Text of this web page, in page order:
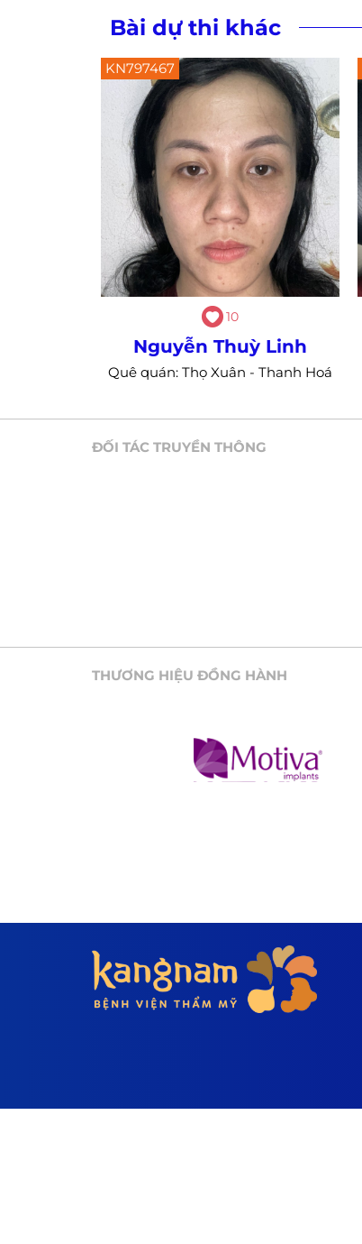
Bài dự thi khác
KN797467
10
Nguyễn Thuỳ Linh
Quê quán: Thọ Xuân - Thanh Hoá
ĐỐI TÁC TRUYỀN THÔNG
THƯƠNG HIỆU ĐỒNG HÀNH